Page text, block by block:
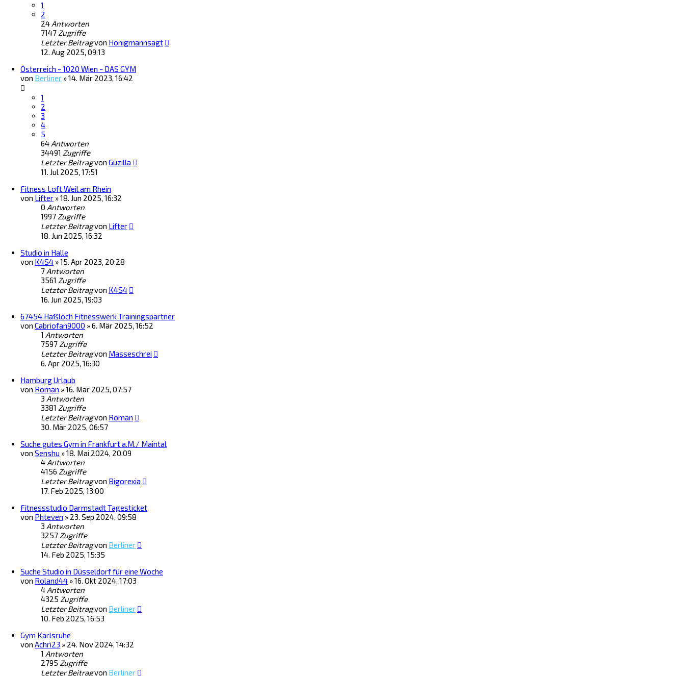
1
2
24 Antworten
7147 Zugriffe
Letzter Beitragvon Honigmannsagt
12. Aug 2025, 09:13
Österreich - 1020 Wien - DAS GYM
von Berliner »14. Mär 2023, 16:42
1
2
3
4
5
64 Antworten
34491 Zugriffe
Letzter Beitragvon Güzilla
11. Jul 2025, 17:51
Fitness Loft Weil am Rhein
von Lifter »18. Jun 2025, 16:32
0 Antworten
1997 Zugriffe
Letzter Beitragvon Lifter
18. Jun 2025, 16:32
Studio in Halle
von K4S4 »15. Apr 2023, 20:28
7 Antworten
3561 Zugriffe
Letzter Beitragvon K4S4
16. Jun 2025, 19:03
67454 Haßloch Fitnesswerk Trainingspartner
von Cabriofan9000 »6. Mär 2025, 16:52
1 Antworten
7597 Zugriffe
Letzter Beitragvon Masseschrei
6. Apr 2025, 16:30
Hamburg Urlaub
von Roman »16. Mär 2025, 07:57
3 Antworten
3381 Zugriffe
Letzter Beitragvon Roman
30. Mär 2025, 06:57
Suche gutes Gym in Frankfurt a.M./ Maintal
von Senshu »18. Mai 2024, 20:09
4 Antworten
4156 Zugriffe
Letzter Beitragvon Bigorexia
17. Feb 2025, 13:00
Fitnessstudio Darmstadt Tagesticket
von Phteven » 23. Sep 2024, 09:58
3 Antworten
3257 Zugriffe
Letzter Beitragvon Berliner
14. Feb 2025, 15:35
Suche Studio in Düsseldorf für eine Woche
von Roland44 »16. Okt 2024, 17:03
4 Antworten
4325 Zugriffe
Letzter Beitragvon Berliner
10. Feb 2025, 16:53
Gym Karlsruhe
von Achri23 » 24. Nov 2024, 14:32
1 Antworten
2795 Zugriffe
Letzter Beitragvon Berliner